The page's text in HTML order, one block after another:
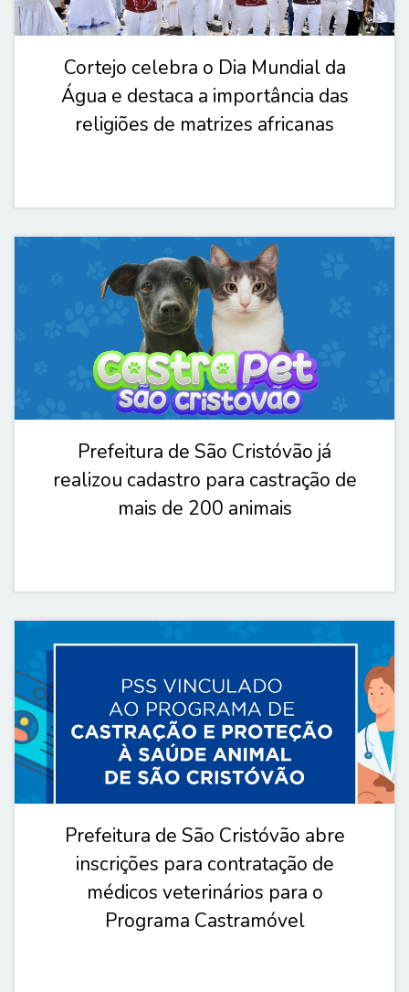
Cortejo celebra o Dia Mundial da
Água e destaca a importância das
religiões de matrizes africanas
Prefeitura de São Cristóvão já
realizou cadastro para castração de
mais de 200 animais
Prefeitura de São Cristóvão abre
inscrições para contratação de
médicos veterinários para o
Programa Castramóvel